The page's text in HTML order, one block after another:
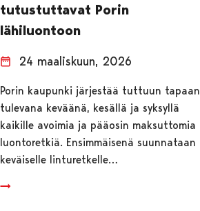
tutustuttavat Porin
lähiluontoon
24 maaliskuun, 2026
Porin kaupunki järjestää tuttuun tapaan
tulevana keväänä, kesällä ja syksyllä
kaikille avoimia ja pääosin maksuttomia
luontoretkiä. Ensimmäisenä suunnataan
keväiselle linturetkelle…